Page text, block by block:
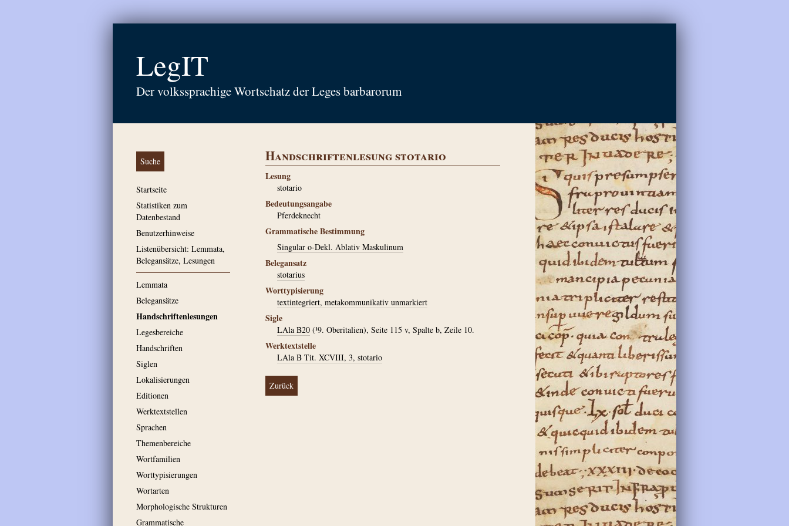
LegIT
Der volkssprachige Wortschatz der Leges barbarorum
Suche
Startseite
Statistiken zum
Datenbestand
Benutzerhinweise
Listenübersicht: Lemmata,
Belegansätze, Lesungen
Lemmata
Belegansätze
Handschriftenlesungen
Legesbereiche
Handschriften
Siglen
Lokalisierungen
Editionen
Werktextstellen
Sprachen
Themenbereiche
Wortfamilien
Worttypisierungen
Wortarten
Morphologische Strukturen
Grammatische
Handschriftenlesung stotario
Lesung
stotario
Bedeutungsangabe
Pferdeknecht
Grammatische Bestimmung
Singular o-Dekl. Ablativ Maskulinum
Belegansatz
stotarius
Worttypisierung
textintegriert, metakommunikativ unmarkiert
Sigle
LAla B20 (¹9. Oberitalien), Seite 115 v, Spalte b, Zeile 10.
Werktextstelle
LAla B Tit. XCVIII, 3, stotario
Zurück